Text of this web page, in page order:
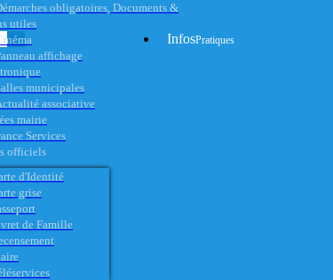
obligatoires, Documents &
utiles
affichage
municipales
associative
InfosPratiques
mairie
Services
officiels
d'Identité
grise
de Famille